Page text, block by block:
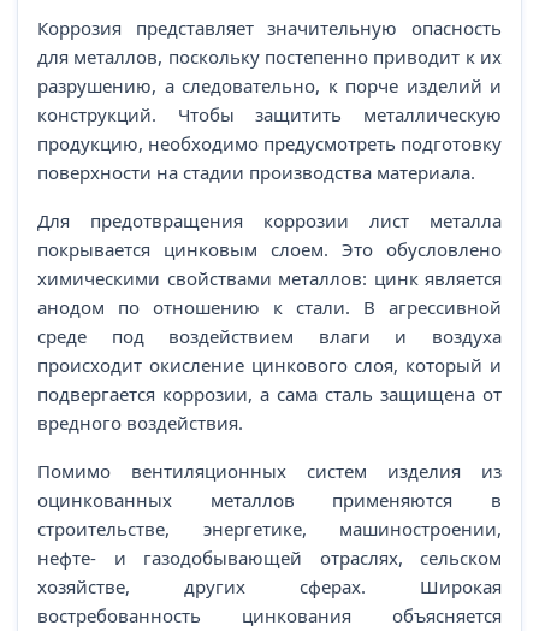
Коррозия представляет значительную опасность
для металлов, поскольку постепенно приводит к их
разрушению, а следовательно, к порче изделий и
конструкций. Чтобы защитить металлическую
продукцию, необходимо предусмотреть подготовку
поверхности на стадии производства материала.
Для предотвращения коррозии лист металла
покрывается цинковым слоем. Это обусловлено
химическими свойствами металлов: цинк является
анодом по отношению к стали. В агрессивной
среде под воздействием влаги и воздуха
происходит окисление цинкового слоя, который и
подвергается коррозии, а сама сталь защищена от
вредного воздействия.
Помимо вентиляционных систем изделия из
оцинкованных металлов применяются в
строительстве, энергетике, машиностроении,
нефте- и газодобывающей отраслях, сельском
хозяйстве, других сферах. Широкая
востребованность цинкования объясняется